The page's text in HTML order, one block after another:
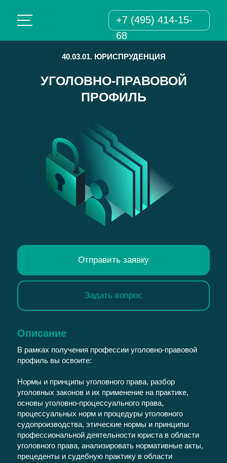
+7 (495) 414-15-
68
40.03.01. ЮРИСПРУДЕНЦИЯ
УГОЛОВНО-ПРАВОВОЙ
ПРОФИЛЬ
Отправить заявку
Задать вопрос
Описание
В рамках получения профессии уголовно-правовой
профиль вы освоите:
Нормы и принципы уголовного права, разбор
уголовных законов и их применение на практике,
основы уголовно-процессуального права,
процессуальных норм и процедуры уголовного
судопроизводства, этические нормы и принципы
профессиональной деятельности юриста в области
уголовного права, анализировать нормативные акты,
прецеденты и судебную практику в области